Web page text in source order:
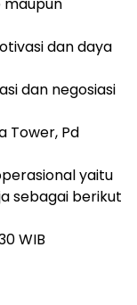
dan daya
dan negosiasi
Tower, Pd
yaitu
sebagai berikut
WIB